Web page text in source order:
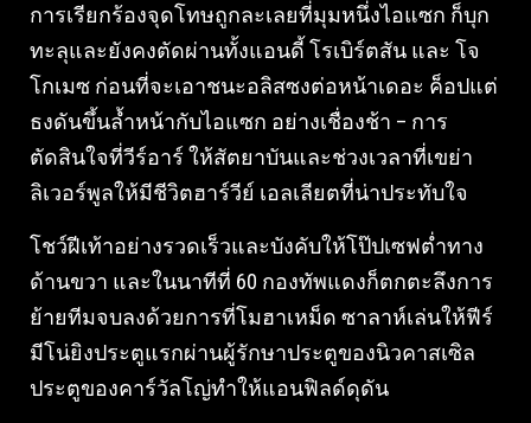
การเรียกร้องจุดโทษถูกละเลยที่มุมหนึ่งไอแซก ก็บุก
ทะลุและยังคงตัดผ่านทั้งแอนดี้ โรเบิร์ตสัน และ โจ
โกเมซ ก่อนที่จะเอาชนะอลิสซงต่อหน้าเดอะ ค็อปแต่
ธงดันขึ้นล้ำหน้ากับไอแซก อย่างเชื่องช้า – การ
ตัดสินใจที่วีร์อาร์ ให้สัตยาบันและช่วงเวลาที่เขย่า
ลิเวอร์พูลให้มีชีวิตฮาร์วีย์ เอลเลียตที่น่าประทับใจ
โชว์ฝีเท้าอย่างรวดเร็วและบังคับให้โป๊ปเซฟต่ำทาง
ด้านขวา และในนาทีที่ 60 กองทัพแดงก็ตกตะลึงการ
ย้ายทีมจบลงด้วยการที่โมฮาเหม็ด ซาลาห์เล่นให้ฟีร์
มีโน่ยิงประตูแรกผ่านผู้รักษาประตูของนิวคาสเซิล
ประตูของคาร์วัลโญ่ทำให้แอนฟิลด์ดุดัน